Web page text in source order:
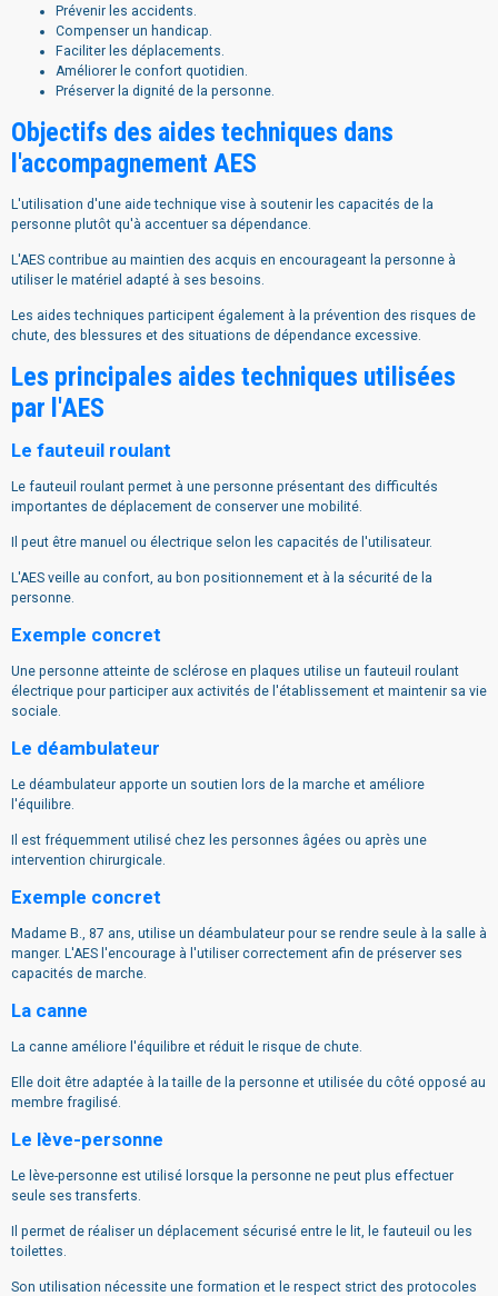
Prévenir les accidents.
Compenser un handicap.
Faciliter les déplacements.
Améliorer le confort quotidien.
Préserver la dignité de la personne.
Objectifs des aides techniques dans
l'accompagnement AES
L'utilisation d'une aide technique vise à soutenir les capacités de la
personne plutôt qu'à accentuer sa dépendance.
L'AES contribue au maintien des acquis en encourageant la personne à
utiliser le matériel adapté à ses besoins.
Les aides techniques participent également à la prévention des risques de
chute, des blessures et des situations de dépendance excessive.
Les principales aides techniques utilisées
par l'AES
Le fauteuil roulant
Le fauteuil roulant permet à une personne présentant des difficultés
importantes de déplacement de conserver une mobilité.
Il peut être manuel ou électrique selon les capacités de l'utilisateur.
L'AES veille au confort, au bon positionnement et à la sécurité de la
personne.
Exemple concret
Une personne atteinte de sclérose en plaques utilise un fauteuil roulant
électrique pour participer aux activités de l'établissement et maintenir sa vie
sociale.
Le déambulateur
Le déambulateur apporte un soutien lors de la marche et améliore
l'équilibre.
Il est fréquemment utilisé chez les personnes âgées ou après une
intervention chirurgicale.
Exemple concret
Madame B., 87 ans, utilise un déambulateur pour se rendre seule à la salle à
manger. L'AES l'encourage à l'utiliser correctement afin de préserver ses
capacités de marche.
La canne
La canne améliore l'équilibre et réduit le risque de chute.
Elle doit être adaptée à la taille de la personne et utilisée du côté opposé au
membre fragilisé.
Le lève-personne
Le lève-personne est utilisé lorsque la personne ne peut plus effectuer
seule ses transferts.
Il permet de réaliser un déplacement sécurisé entre le lit, le fauteuil ou les
toilettes.
Son utilisation nécessite une formation et le respect strict des protocoles